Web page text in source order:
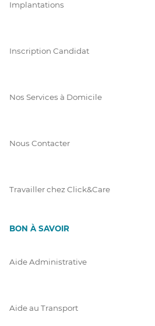
Implantations
Inscription Candidat
Nos Services à Domicile
Nous Contacter
Travailler chez Click&Care
BON À SAVOIR
Aide Administrative
Aide au Transport